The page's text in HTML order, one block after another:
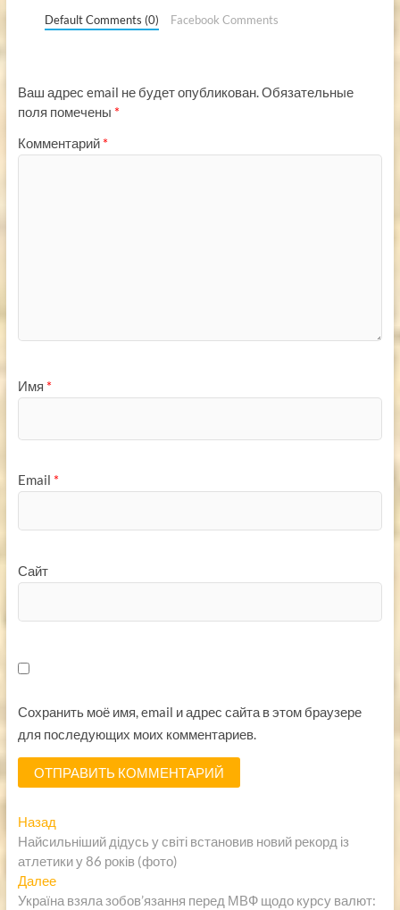
Default Comments (0) Facebook Comments
Ваш адрес email не будет опубликован.Обязательные
поля помечены *
Комментарий *
Имя *
Email *
Сайт
Сохранить моё имя, email и адрес сайта в этом браузере
для последующих моих комментариев.
Навигация
по
записям
НазадПредыдущая
запись:
Найсильніший дідусь у світі встановив новий рекорд із
атлетики у 86 років (фото)
ДалееСледующая
запись:
Україна взяла зобов’язання перед МВФ щодо курсу валют: